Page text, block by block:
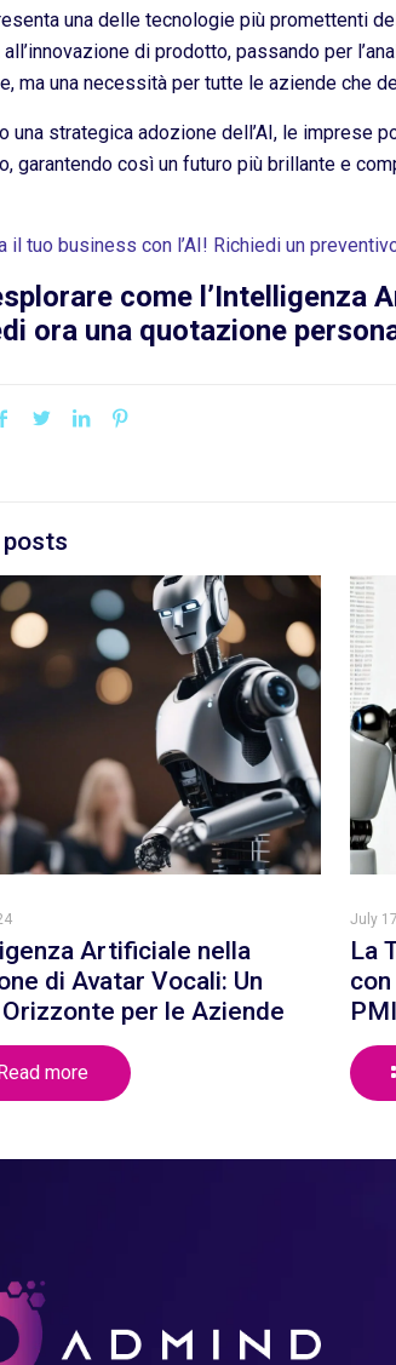
una delle tecnologie più promettenti
di prodotto, passando per
ma una necessità per tutte le aziende che
una strategica adozione dell’AI, le imprese
garantendo così un futuro più brillante e
il tuo business con l’AI! Richiedi un
come l’Intelligenza
ora una quotazione
Artificiale nella
di Avatar Vocali: Un
per le Aziende
more
July
La
PMI